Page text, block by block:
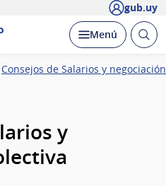
gub.uy
Desplegar
Menú Abrir
Consejos de Salarios y
y